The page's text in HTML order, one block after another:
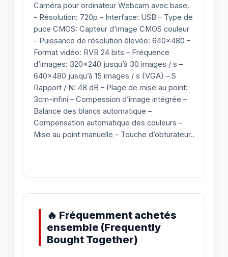
Caméra pour ordinateur Webcam avec base.
– Résolution: 720p – Interface: USB – Type de
puce CMOS: Capteur d’image CMOS couleur
– Puissance de résolution élevée: 640×480 –
Format vidéo: RVB 24 bits – Fréquence
d’images: 320×240 jusqu’à 30 images / s –
640×480 jusqu’à 15 images / s (VGA) – S
Rapport / N: 48 dB – Plage de mise au point:
3cm-infini – Compession d’image intégrée –
Balance des blancs automatique –
Compensation automatique des couleurs –
Mise au point manuelle – Touche d’obturateur..
🔥 Fréquemment achetés
ensemble (Frequently
Bought Together)